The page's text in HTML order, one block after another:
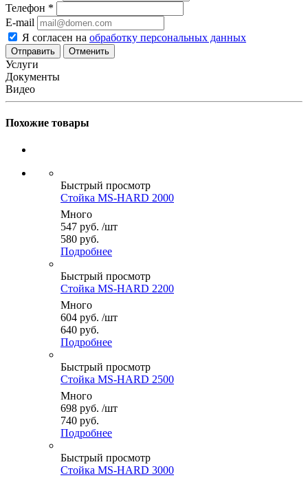
Телефон *
E-mail
Я согласен на обработку персональных данных
Отменить
Услуги
Документы
Видео
Похожие товары
Быстрый просмотр
Стойка MS-HARD 2000
Много
547 руб. /шт
580 руб.
Подробнее
Быстрый просмотр
Стойка MS-HARD 2200
Много
604 руб. /шт
640 руб.
Подробнее
Быстрый просмотр
Стойка MS-HARD 2500
Много
698 руб. /шт
740 руб.
Подробнее
Быстрый просмотр
Стойка MS-HARD 3000